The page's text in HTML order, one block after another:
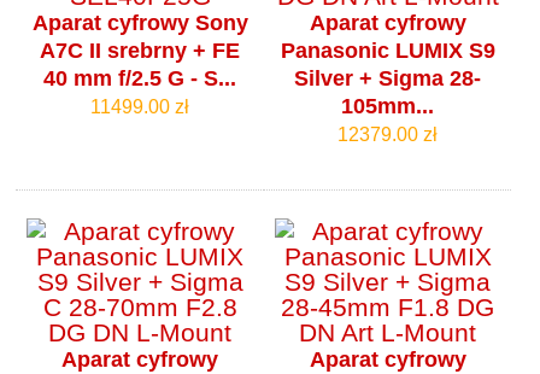
Aparat cyfrowy Sony
A7C II srebrny + FE
40 mm f/2.5 G - S...
11499.00 zł
Aparat cyfrowy
Panasonic LUMIX S9
Silver + Sigma 28-
105mm...
12379.00 zł
Aparat cyfrowy Aparat cyfrowy